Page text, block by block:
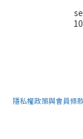
隱私權政策與會員條